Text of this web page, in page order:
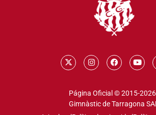
Página Oficial © 2015-
Gimnàstic de Tarragona